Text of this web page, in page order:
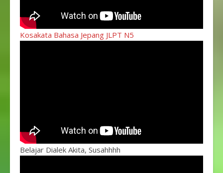
Kosakata Bahasa Jepang JLPT N5
Belajar Dialek Akita, Susahhhh